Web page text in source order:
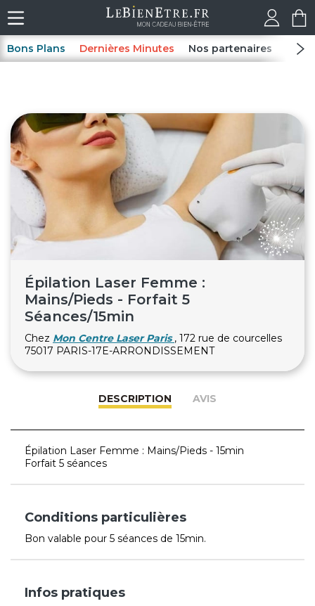
Bons Plans Dernières Minutes Nos partenaires Spas
Épilation Laser Femme :
Mains/Pieds - Forfait 5
Séances/15min
Chez Mon Centre Laser Paris , 172 rue de courcelles
75017 PARIS-17E-ARRONDISSEMENT
DESCRIPTION AVIS
Épilation Laser Femme : Mains/Pieds - 15min
Forfait 5 séances
Conditions particulières
Bon valable pour 5 séances de 15min.
Infos pratiques